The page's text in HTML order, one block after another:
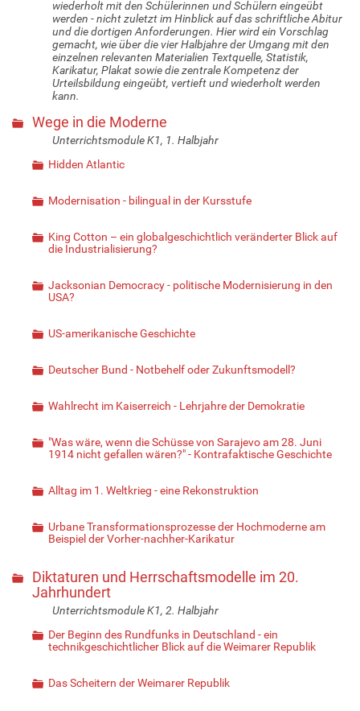
wiederholt mit den Schülerinnen und Schülern eingeübt
werden - nicht zuletzt im Hinblick auf das schriftliche Abitur
und die dortigen Anforderungen. Hier wird ein Vorschlag
gemacht, wie über die vier Halbjahre der Umgang mit den
einzelnen relevanten Materialien Textquelle, Statistik,
Karikatur, Plakat sowie die zentrale Kompetenz der
Urteilsbildung eingeübt, vertieft und wiederholt werden
kann.
Wege in die Moderne
Unterrichtsmodule K1, 1. Halbjahr
Hidden Atlantic
Modernisation - bilingual in der Kursstufe
King Cotton – ein globalgeschichtlich veränderter Blick auf
die Industrialisierung?
Jacksonian Democracy - politische Modernisierung in den
USA?
US-amerikanische Geschichte
Deutscher Bund - Notbehelf oder Zukunftsmodell?
Wahlrecht im Kaiserreich - Lehrjahre der Demokratie
"Was wäre, wenn die Schüsse von Sarajevo am 28. Juni
1914 nicht gefallen wären?" - Kontrafaktische Geschichte
Alltag im 1. Weltkrieg - eine Rekonstruktion
Urbane Transformationsprozesse der Hochmoderne am
Beispiel der Vorher-nachher-Karikatur
Diktaturen und Herrschaftsmodelle im 20.
Jahrhundert
Unterrichtsmodule K1, 2. Halbjahr
Der Beginn des Rundfunks in Deutschland - ein
technikgeschichtlicher Blick auf die Weimarer Republik
Das Scheitern der Weimarer Republik